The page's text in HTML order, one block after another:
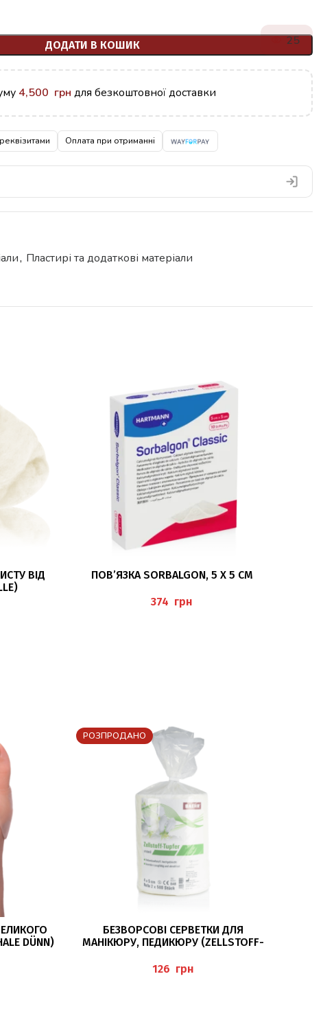
ДОДАТИ В КОШИК 25
4,500 грн для безкоштовної доставки
Оплата при отриманні
, Пластирі та додаткові матеріали
ВІД
ДОДАТИ В КОШИК
ПОВ’ЯЗКА SORBALGON, 5 X 5 CM
грн
DÜNN)
РОЗПРОДАНО
ЧИТАТИ ДАЛІ
БЕЗВОРСОВІ СЕРВЕТКИ ДЛЯ
МАНІКЮРУ, ПЕДИКЮРУ (ZELLSTOFF-
грн